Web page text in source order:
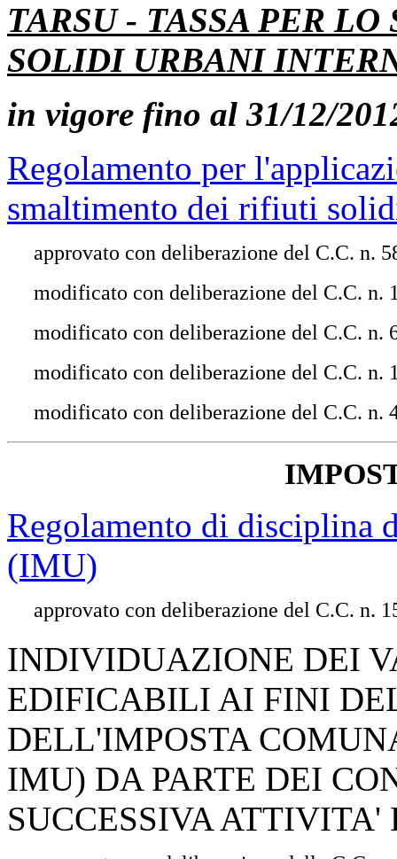
TARSU - TASSA PER
SOLIDI URBANI
in vigore fino al 31/12/
Regolamento per
smaltimento dei rifiuti
approvato con deliberazione del C.C. n.
modificato con deliberazione del C.C. n.
modificato con deliberazione del C.C. n.
modificato con deliberazione del C.C. n.
modificato con deliberazione del C.C. n.
Regolamento di disciplina
(IMU)
approvato con deliberazione del C.C. n.
INDIVIDUAZIONE DEI
EDIFICABILI AI FINI
DELL'IMPOSTA
IMU) DA PARTE DEI
SUCCESSIVA